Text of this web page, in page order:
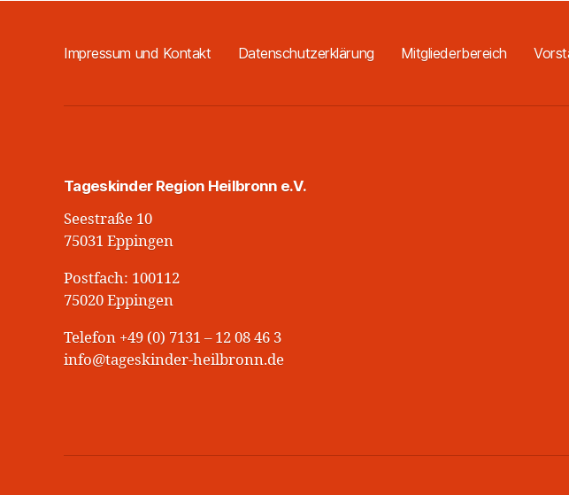
Impressum und Kontakt Datenschutzerklärung Mitgliederbereich
Tageskinder Region Heilbronn e.V.
Seestraße 10
75031 Eppingen
Postfach: 100112
75020 Eppingen
Telefon +49 (0) 7131 – 12 08 46 3
info@tageskinder-heilbronn.de